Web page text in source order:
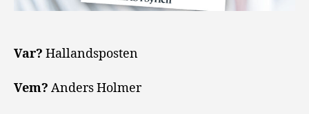
Var? Hallandsposten
Vem? Anders Holmer